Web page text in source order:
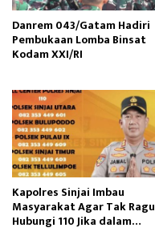
Danrem 043/Gatam Hadiri
Pembukaan Lomba Binsat
Kodam XXI/RI
Kapolres Sinjai Imbau
Masyarakat Agar Tak Ragu
Hubungi 110 Jika dalam